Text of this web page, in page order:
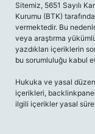
Sitemiz, 5651 Sayılı
Kurumu (BTK)
vermektedir. Bu
veya araştırma
yazdıkları içeriklerin
bu sorumluluğu kabul
Hukuka ve yasal
içerikleri,
ilgili içerikler yasal süre